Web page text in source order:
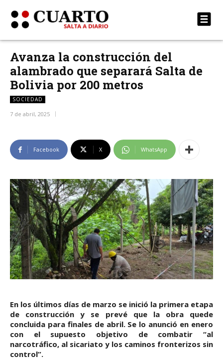
Avanza la construcción del
alambrado que separará Salta de
Bolivia por 200 metros
SOCIEDAD
7 de abril, 2025
Facebook X WhatsApp
En los últimos días de marzo se inició la primera etapa
de construcción y se prevé que la obra quede
concluida para finales de abril. Se lo anunció en enero
con el supuesto objetivo de combatir “al
narcotráfico, al sicariato y los caminos fronterizos sin
control”.